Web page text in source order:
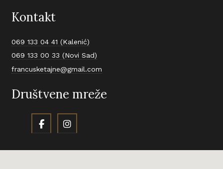
Kontakt
069 133 04 41 (Kalenić)
069 133 00 33 (Novi Sad)
francusketajne@gmail.com
Društvene mreže